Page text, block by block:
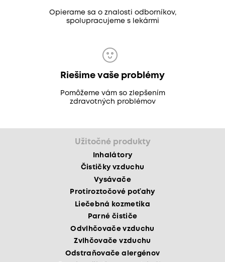
Opierame sa o znalosti odborníkov,
spolupracujeme s lekármi
Riešime vaše problémy
Pomôžeme vám so zlepšením
zdravotných problémov
Užitočné produkty
Inhalátory
Čističky vzduchu
Vysávače
Protiroztočové poťahy
Liečebná kozmetika
Parné čističe
Odvlhčovače vzduchu
Zvlhčovače vzduchu
Odstraňovače alergénov